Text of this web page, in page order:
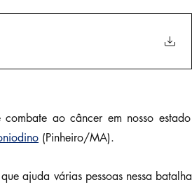
ao câncer em nosso estado
(Pinheiro/MA).
ajuda várias pessoas nessa batalha